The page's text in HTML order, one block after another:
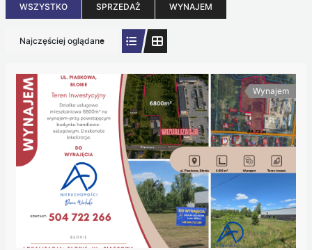
WSZYSTKO SPRZEDAŻ WYNAJEM
Najczęściej oglądane
Wynajem